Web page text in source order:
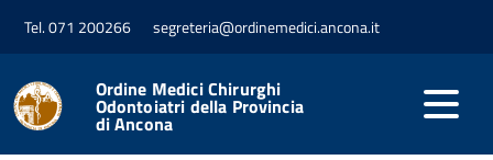
Tel. 071 200266 segreteria@ordinemedici.ancona.it
Ordine Medici Chirurghi
Odontoiatri della Provincia
di Ancona